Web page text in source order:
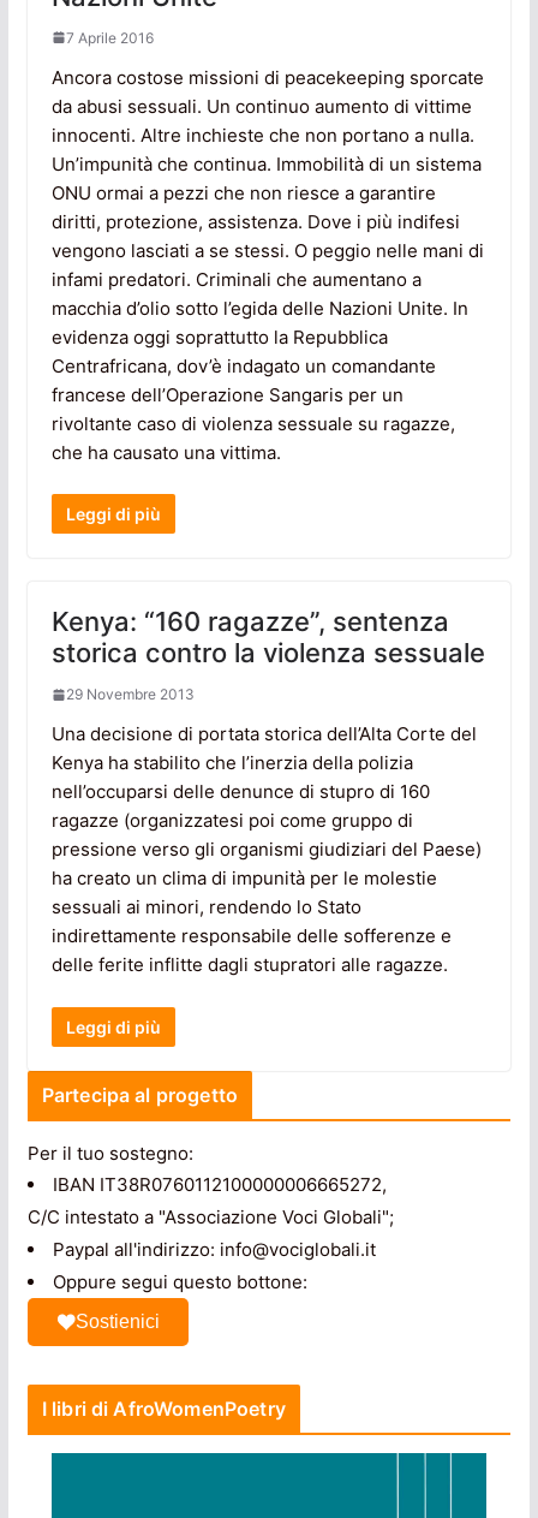
7 Aprile 2016
Ancora costose missioni di peacekeeping sporcate
da abusi sessuali. Un continuo aumento di vittime
innocenti. Altre inchieste che non portano a nulla.
Un’impunità che continua. Immobilità di un sistema
ONU ormai a pezzi che non riesce a garantire
diritti, protezione, assistenza. Dove i più indifesi
vengono lasciati a se stessi. O peggio nelle mani di
infami predatori. Criminali che aumentano a
macchia d’olio sotto l’egida delle Nazioni Unite. In
evidenza oggi soprattutto la Repubblica
Centrafricana, dov’è indagato un comandante
francese dell’Operazione Sangaris per un
rivoltante caso di violenza sessuale su ragazze,
che ha causato una vittima.
Leggi di più
Kenya: “160 ragazze”, sentenza
storica contro la violenza sessuale
29 Novembre 2013
Una decisione di portata storica dell’Alta Corte del
Kenya ha stabilito che l’inerzia della polizia
nell’occuparsi delle denunce di stupro di 160
ragazze (organizzatesi poi come gruppo di
pressione verso gli organismi giudiziari del Paese)
ha creato un clima di impunità per le molestie
sessuali ai minori, rendendo lo Stato
indirettamente responsabile delle sofferenze e
delle ferite inflitte dagli stupratori alle ragazze.
Leggi di più
Partecipa al progetto
Per il tuo sostegno:
IBAN IT38R0760112100000006665272,
C/C intestato a "Associazione Voci Globali";
Paypal all'indirizzo: info@vociglobali.it
Oppure segui questo bottone:
Sostienici
I libri di AfroWomenPoetry